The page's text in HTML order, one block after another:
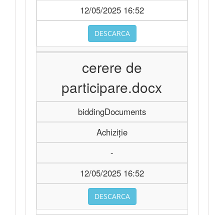
12/05/2025 16:52
DESCARCA
cerere de
participare.docx
biddingDocuments
Achiziție
-
12/05/2025 16:52
DESCARCA